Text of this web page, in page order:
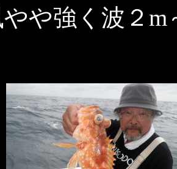
や強く波２m